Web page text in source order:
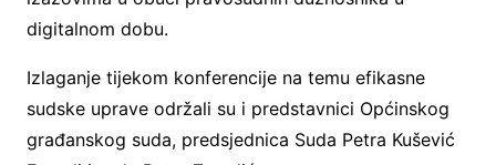
digitalnom dobu.
Izlaganje tijekom konferencije na temu efikasne
sudske uprave održali su i predstavnici Općinskog
građanskog suda, predsjednica Suda Petra Kušević